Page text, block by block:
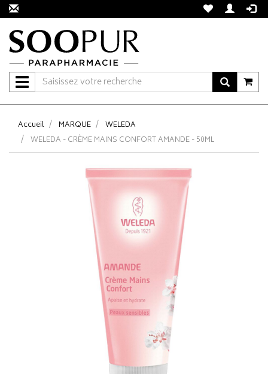
Navigation
Accueil MARQUE
WELEDA
WELEDA - CRÈME MAINS CONFORT AMANDE - 50ML